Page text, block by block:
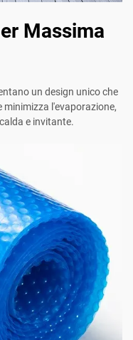
Massima
un design unico che
minimizza l'evaporazione,
e invitante.